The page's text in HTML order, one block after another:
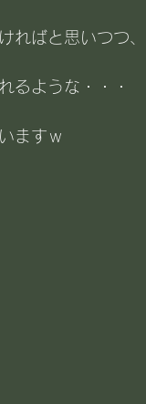
ればと思いつつ、
るような・・・
ますｗ